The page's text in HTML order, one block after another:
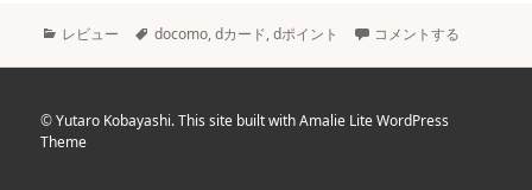
カ
ー
レビュー
タ
docomo,dカード,dポイント コメントする
©Yutaro Kobayashi. This site built with Amalie Lite WordPress
Theme